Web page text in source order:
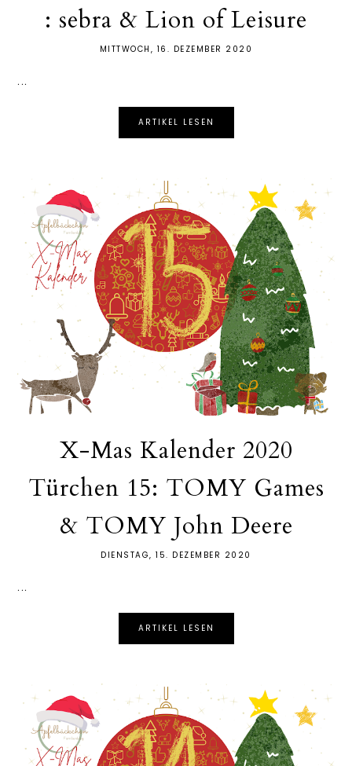
: sebra & Lion of Leisure
MITTWOCH, 16. DEZEMBER 2020
...
ARTIKEL LESEN
X-Mas Kalender 2020
Türchen 15: TOMY Games
& TOMY John Deere
DIENSTAG, 15. DEZEMBER 2020
...
ARTIKEL LESEN